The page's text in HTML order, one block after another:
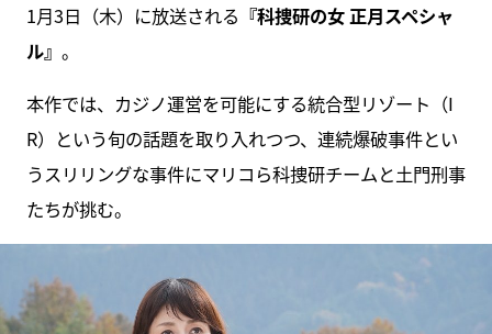
1月3日（木）に放送される 『科捜研の女 正月スペシャ
ル』 。
本作では、カジノ運営を可能にする統合型リゾート（I
R）という旬の話題を取り入れつつ、連続爆破事件とい
うスリリングな事件にマリコら科捜研チームと土門刑事
たちが挑む。